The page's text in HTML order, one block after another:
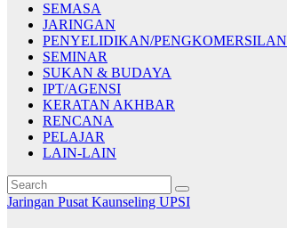
SEMASA
JARINGAN
PENYELIDIKAN/PENGKOMERSILAN
SEMINAR
SUKAN & BUDAYA
IPT/AGENSI
KERATAN AKHBAR
RENCANA
PELAJAR
LAIN-LAIN
Jaringan Pusat Kaunseling UPSI